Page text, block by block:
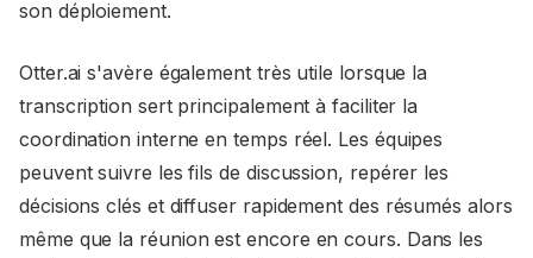
son déploiement.
Otter.ai s'avère également très utile lorsque la
transcription sert principalement à faciliter la
coordination interne en temps réel. Les équipes
peuvent suivre les fils de discussion, repérer les
décisions clés et diffuser rapidement des résumés alors
même que la réunion est encore en cours. Dans les